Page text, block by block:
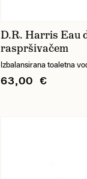
D.R. Harris Eau
raspršivačem
Izbalansirana toaletna
63,00 €